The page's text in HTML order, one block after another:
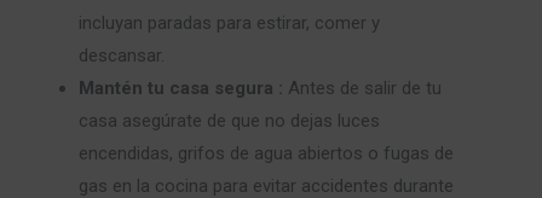
incluyan paradas para estirar, comer y
descansar.
Mantén tu casa segura : Antes de salir de tu
casa asegúrate de que no dejas luces
encendidas, grifos de agua abiertos o fugas de
gas en la cocina para evitar accidentes durante